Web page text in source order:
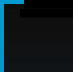
Боковая панель